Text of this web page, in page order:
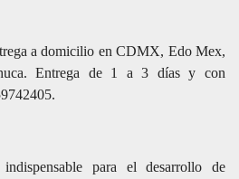
a domicilio en CDMX, Edo Mex,
Entrega de 1 a 3 días y con
para el desarrollo de